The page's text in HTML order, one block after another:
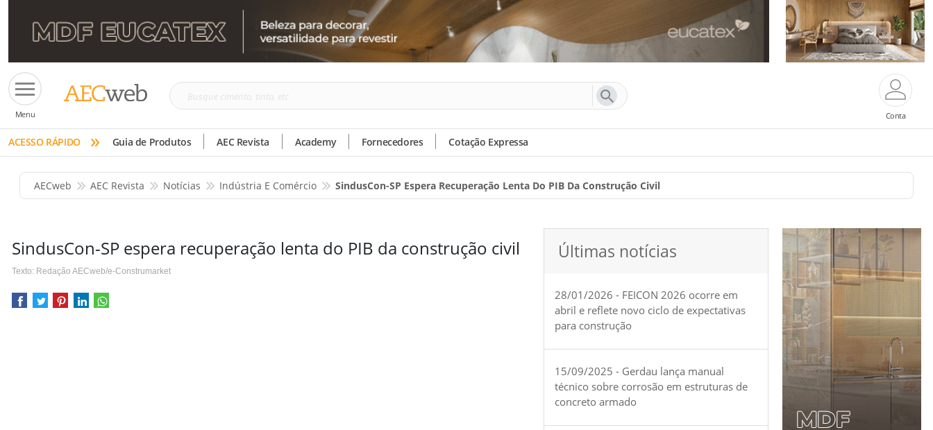
Menu
Busque
tinta,
etc
Conta
ACESSO RÁPIDO » Guia de Produtos AEC Revista Academy Fornecedores Cotação Expressa
AECweb AEC Revista Notícias Indústria E Comércio SindusCon-SP Espera Recuperação Lenta Do PIB Da Construção Civil
SindusCon-SP espera recuperação lenta do PIB da construção civil
Texto: Redação AECweb/e-Construmarket
Últimas notícias
28/01/2026 - FEICON 2026 ocorre em
abril e reflete novo ciclo de expectativas
para construção
15/09/2025 - Gerdau lança manual
técnico sobre corrosão em estruturas de
concreto armado